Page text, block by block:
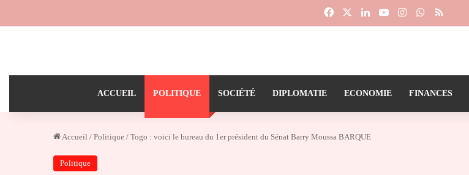
FacebookLinkedinYouTubeInstagramWhatsApp
RSS
ACCUEIL POLITIQUE SOCIÉTÉ DIPLOMATIE ECONOMIE FINANCES
Accueil / Politique / Togo : voici le bureau du 1er président du Sénat Barry Moussa BARQUE
Politique